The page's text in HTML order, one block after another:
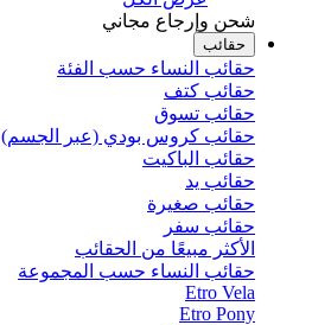
شحن وإرجاع مجاني
حقائب
حقائب النساء حسب الفئة
حقائب كتف
حقائب تسوق
حقائب كروس بودي (عبر الجسم)
حقائب الباكيت
حقائب يد
حقائب صغيرة
حقائب سفر
الأكثر مبيعًا من الحقائب
حقائب النساء حسب المجموعة
Etro Vela
Etro Pony